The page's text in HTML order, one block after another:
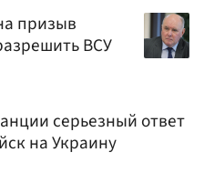
призыв
ВСУ
серьезный ответ
на Украину